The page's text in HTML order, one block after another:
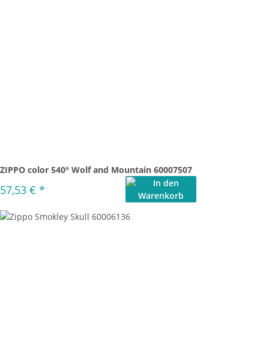
ZIPPO color 540° Wolf and Mountain 60007507
57,53 € *